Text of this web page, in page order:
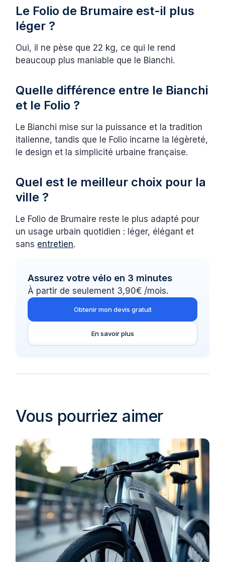
Le Folio de Brumaire est-il plus
léger ?
Oui, il ne pèse que 22 kg, ce qui le rend
beaucoup plus maniable que le Bianchi.
Quelle différence entre le Bianchi
et le Folio ?
Le Bianchi mise sur la puissance et la tradition
italienne, tandis que le Folio incarne la légèreté,
le design et la simplicité urbaine française.
Quel est le meilleur choix pour la
ville ?
Le Folio de Brumaire reste le plus adapté pour
un usage urbain quotidien : léger, élégant et
sans entretien.
Assurez votre vélo en 3 minutes
À partir de seulement 3,90€ /mois.
Obtenir mon devis gratuit
En savoir plus
Vous pourriez aimer